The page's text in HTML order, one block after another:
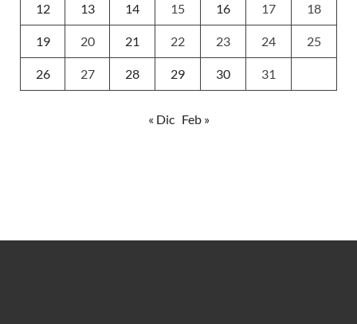
12 13 14 15 16 17 18
19 20 21 22 23 24 25
26 27 28 29 30 31
« Dic Feb »